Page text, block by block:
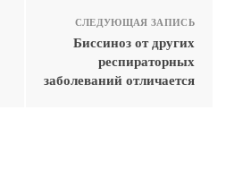
СЛЕДУЮЩАЯ ЗАПИСЬ
Биссиноз от других
респираторных
заболеваний отличается